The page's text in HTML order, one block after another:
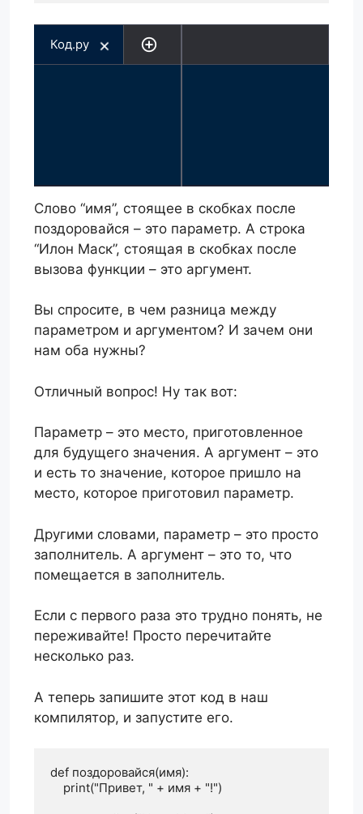
Код.py
Слово “имя”, стоящее в скобках после
поздоровайся – это параметр. А строка
“Илон Маск”, стоящая в скобках после
вызова функции – это аргумент.
Вы спросите, в чем разница между
параметром и аргументом? И зачем они
нам оба нужны?
Отличный вопрос! Ну так вот:
Параметр – это место, приготовленное
для будущего значения. А аргумент – это
и есть то значение, которое пришло на
место, которое приготовил параметр.
Другими словами, параметр – это просто
заполнитель. А аргумент – это то, что
помещается в заполнитель.
Если с первого раза это трудно понять, не
переживайте! Просто перечитайте
несколько раз.
А теперь запишите этот код в наш
компилятор, и запустите его.
def поздоровайся(имя):